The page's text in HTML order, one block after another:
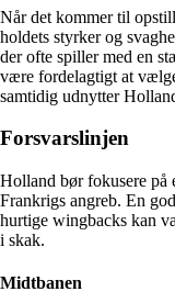
Når det kommer til
holdets styrker og
der ofte spiller med en
være fordelagtigt at
samtidig udnytter
Forsvarslinjen
Holland bør fokusere på
Frankrigs angreb. En
hurtige wingbacks kan
i skak.
Midtbanen